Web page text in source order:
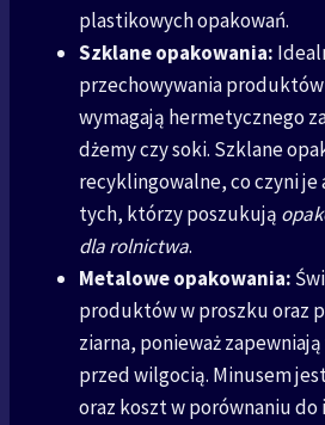
plastikowych opakowań.
Szklane opakowania:
przechowywania
wymagają hermetycznego
dżemy czy soki. Szklane
recyklingowalne, co czyni
tych, którzy poszukują
dla rolnictwa.
Metalowe opakowania:
produktów w proszku oraz
ziarna, ponieważ
przed wilgocią. Minusem
oraz koszt w porównaniu do